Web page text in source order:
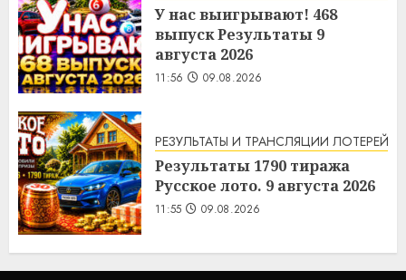
У нас выигрывают! 468
выпуск Результаты 9
августа 2026
11:56 09.08.2026
РЕЗУЛЬТАТЫ И ТРАНСЛЯЦИИ ЛОТЕРЕЙ
Результаты 1790 тиража
Русское лото. 9 августа 2026
11:55 09.08.2026